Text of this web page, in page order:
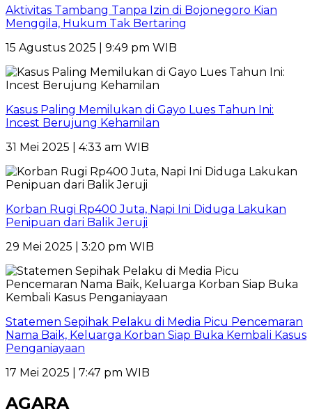
Aktivitas Tambang Tanpa Izin di Bojonegoro Kian
Menggila, Hukum Tak Bertaring
15 Agustus 2025 | 9:49 pm WIB
Kasus Paling Memilukan di Gayo Lues Tahun Ini:
Incest Berujung Kehamilan
31 Mei 2025 | 4:33 am WIB
Korban Rugi Rp400 Juta, Napi Ini Diduga Lakukan
Penipuan dari Balik Jeruji
29 Mei 2025 | 3:20 pm WIB
Statemen Sepihak Pelaku di Media Picu Pencemaran
Nama Baik, Keluarga Korban Siap Buka Kembali Kasus
Penganiayaan
17 Mei 2025 | 7:47 pm WIB
AGARA